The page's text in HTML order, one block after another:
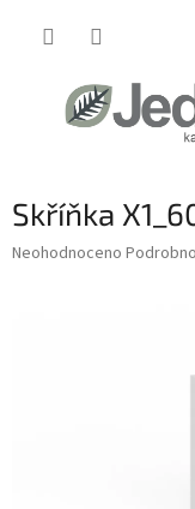
Skříňka
Průměrné
Neohodnoceno